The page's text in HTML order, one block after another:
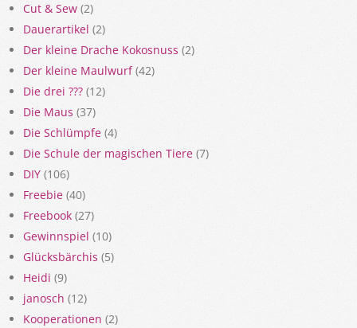
Cut & Sew (2)
Dauerartikel (2)
Der kleine Drache Kokosnuss (2)
Der kleine Maulwurf(42)
Die drei ??? (12)
Die Maus (37)
Die Schlümpfe (4)
Die Schule der magischen Tiere (7)
DIY (106)
Freebie (40)
Freebook (27)
Gewinnspiel (10)
Glücksbärchis (5)
Heidi (9)
janosch (12)
Kooperationen (2)